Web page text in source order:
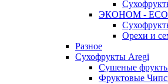
ЭКОНОМ -
Орехи и
Разное
Сухофрукты Aregi
Сушеные
Фруктовые